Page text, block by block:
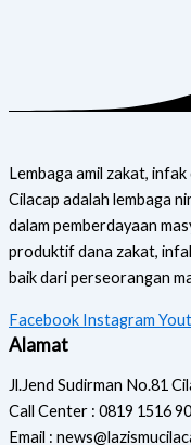
Lembaga amil zakat,
Cilacap adalah lembaga
dalam pemberdayaan
produktif dana zakat,
baik dari perseorangan
Facebook Instagram
Alamat
Jl.Jend Sudirman No.81
Call Center : 0819 1516
Email :